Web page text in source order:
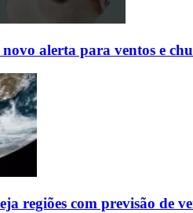
alerta para ventos e
regiões com previsão de